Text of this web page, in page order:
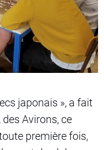
japonais », a fait
Avirons, ce
première fois,